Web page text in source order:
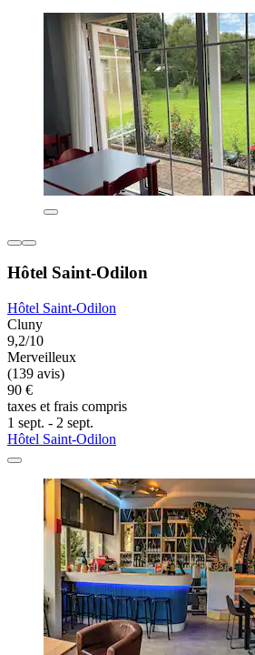
Hôtel Saint-Odilon
Hôtel Saint-Odilon
Cluny
9,2/10
Merveilleux
(139 avis)
90 €
taxes et frais compris
1 sept. - 2 sept.
Hôtel Saint-Odilon